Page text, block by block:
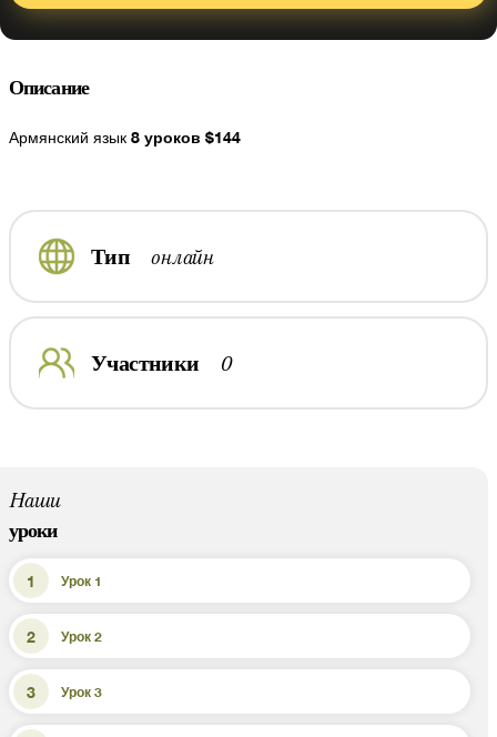
Описание
Армянский язык 8 уроков $144
Тип онлайн
Участники 0
Наши
уроки
Урок 1
Урок 2
Урок 3